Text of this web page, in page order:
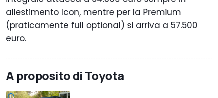
allestimento Icon, mentre per la Premium
(praticamente full optional) si arriva a 57.500
euro.
A proposito di Toyota